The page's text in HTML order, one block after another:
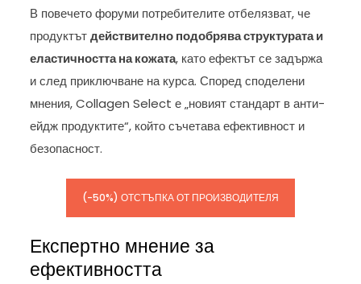
В повечето форуми потребителите отбелязват, че
продуктътдействително подобрява структурата и
еластичността на кожата, като ефектът се задържа
и след приключване на курса. Според споделени
мнения, Collagen Select е „новият стандарт в анти-
ейдж продуктите“, който съчетава ефективност и
безопасност.
(-50%) ОТСТЪПКА ОТ ПРОИЗВОДИТЕЛЯ
Експертно мнение за
ефективността